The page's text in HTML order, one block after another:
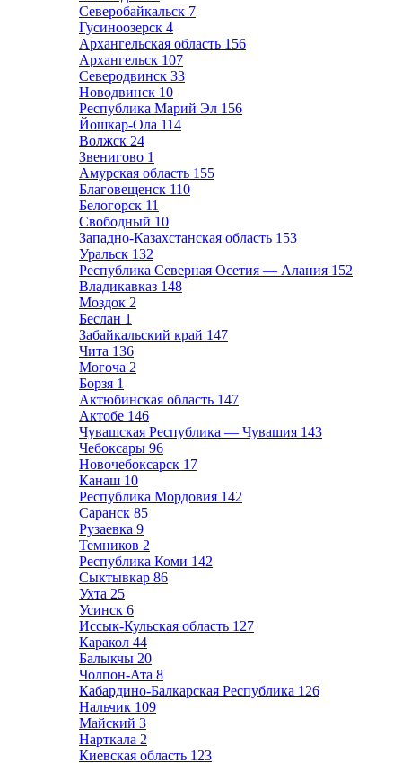
Северобайкальск 7
Гусиноозерск 4
Архангельская область 156
Архангельск 107
Северодвинск 33
Новодвинск 10
Республика Марий Эл 156
Йошкар-Ола 114
Волжск 24
Звенигово 1
Амурская область 155
Благовещенск 110
Белогорск 11
Свободный 10
Западно-Казахстанская область 153
Уральск 132
Республика Северная Осетия — Алания 152
Владикавказ 148
Моздок 2
Беслан 1
Забайкальский край 147
Чита 136
Могоча 2
Борзя 1
Актюбинская область 147
Актобе 146
Чувашская Республика — Чувашия 143
Чебоксары 96
Новочебоксарск 17
Канаш 10
Республика Мордовия 142
Саранск 85
Рузаевка 9
Темников 2
Республика Коми 142
Сыктывкар 86
Ухта 25
Усинск 6
Иссык-Кульская область 127
Каракол 44
Балыкчы 20
Чолпон-Ата 8
Кабардино-Балкарская Республика 126
Нальчик 109
Майский 3
Нарткала 2
Киевская область 123